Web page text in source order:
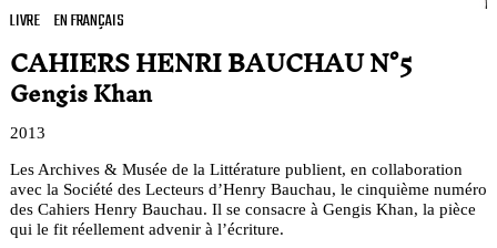
LIVRE EN FRANÇAIS
CAHIERS HENRI BAUCHAU N°5
Gengis Khan
2013
Les Archives & Musée de la Littérature publient, en collaboration
avec la Société des Lecteurs d’Henry Bauchau, le cinquième numéro
des Cahiers Henry Bauchau. Il se consacre à Gengis Khan, la pièce
qui le fit réellement advenir à l’écriture.